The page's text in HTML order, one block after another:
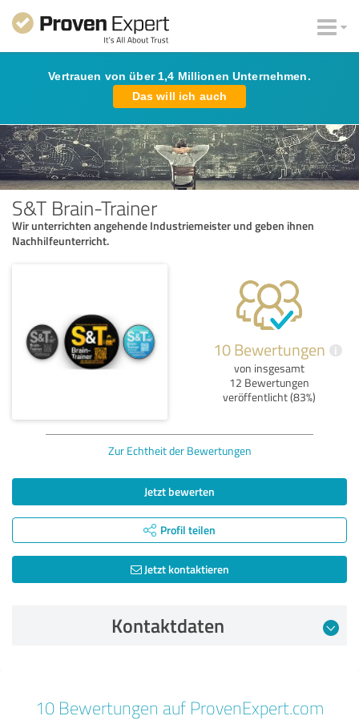
Vertrauen von über 1,4 Millionen Unternehmen.
Das will ich auch
S&T Brain-Trainer
Wir unterrichten angehende Industriemeister und geben ihnen
Nachhilfeunterricht.
10 Bewertungen i
von insgesamt
12 Bewertungen
veröffentlicht (83%)
Zur Echtheit der Bewertungen
Jetzt bewerten
Profil teilen
Jetzt kontaktieren
Kontaktdaten
10 Bewertungen auf ProvenExpert.com